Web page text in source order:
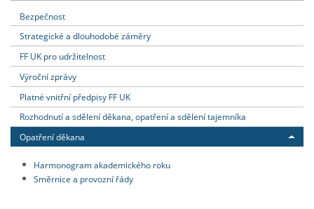
Bezpečnost
Strategické a dlouhodobé záměry
FF UK pro udržitelnost
Výroční zprávy
Platné vnitřní předpisy FF UK
Rozhodnutí a sdělení děkana, opatření a sdělení tajemníka
Opatření děkana
Harmonogram akademického roku
Směrnice a provozní řády